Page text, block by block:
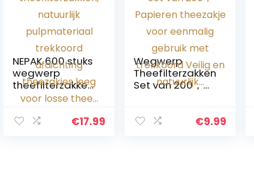
NEPAK 600 stuks
wegwerp
theefilterzakken,
natuurlijk
trekkoord
€17.99
Wegwerp
Theefilterzakken
Set van 200，
eenmalig
€9.99